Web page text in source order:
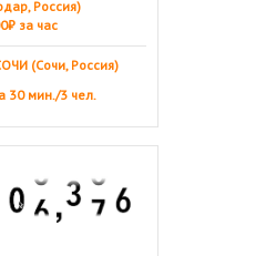
Россия)
за час
(Сочи, Россия)
30 мин./3 чел.